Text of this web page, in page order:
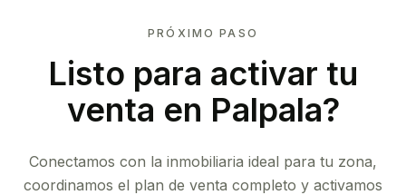
PRÓXIMO PASO
Listo para activar tu
venta en Palpala?
Conectamos con la inmobiliaria ideal para tu zona,
coordinamos el plan de venta completo y activamos